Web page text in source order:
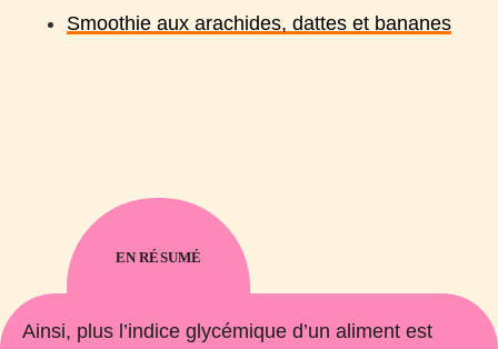
Smoothie aux arachides, dattes et bananes
EN RÉSUMÉ
Ainsi, plus l’indice glycémique d’un aliment est